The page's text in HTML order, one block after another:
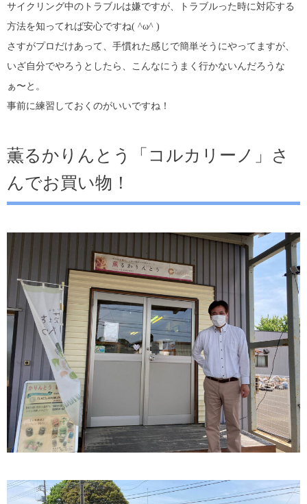
サイクリング中のトラブルは嫌ですが、トラブルった時に対応する
方法を知ってれば安心ですね( ^ω^ )
さすがプロだけあって、手慣れた感じで簡単そうにやってますが、
いざ自分でやろうとしたら、こんなにうまく行かないんだろうな
ぁ〜と。
事前に練習しておくのがいいですね！
薫るかりんとう「コルカリーノ」さ
んでお買い物！